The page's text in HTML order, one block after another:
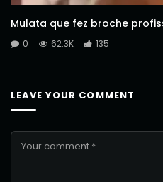
Mulata que fez broche
0 62.3K 135
LEAVE YOUR COMMENT